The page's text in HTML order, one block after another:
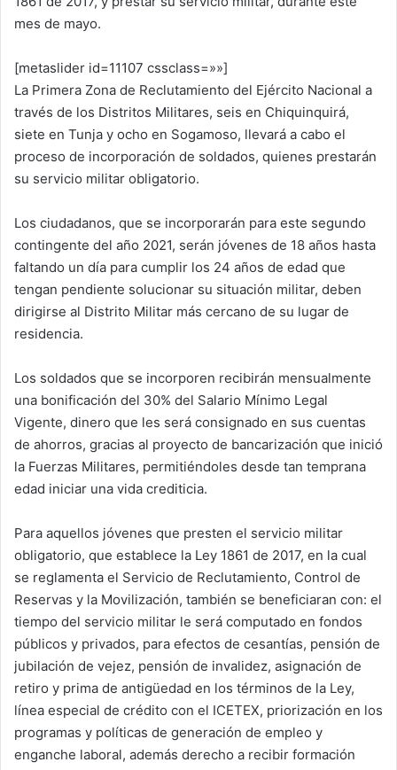
mes de mayo.
[metaslider id=11107 cssclass=»»]
La Primera Zona de Reclutamiento del Ejército Nacional a
través de los Distritos Militares, seis en Chiquinquirá,
siete en Tunja y ocho en Sogamoso, llevará a cabo el
proceso de incorporación de soldados, quienes prestarán
su servicio militar obligatorio.
Los ciudadanos, que se incorporarán para este segundo
contingente del año 2021, serán jóvenes de 18 años hasta
faltando un día para cumplir los 24 años de edad que
tengan pendiente solucionar su situación militar, deben
dirigirse al Distrito Militar más cercano de su lugar de
residencia.
Los soldados que se incorporen recibirán mensualmente
una bonificación del 30% del Salario Mínimo Legal
Vigente, dinero que les será consignado en sus cuentas
de ahorros, gracias al proyecto de bancarización que inició
la Fuerzas Militares, permitiéndoles desde tan temprana
edad iniciar una vida crediticia.
Para aquellos jóvenes que presten el servicio militar
obligatorio, que establece la Ley 1861 de 2017, en la cual
se reglamenta el Servicio de Reclutamiento, Control de
Reservas y la Movilización, también se beneficiaran con: el
tiempo del servicio militar le será computado en fondos
públicos y privados, para efectos de cesantías, pensión de
jubilación de vejez, pensión de invalidez, asignación de
retiro y prima de antigüedad en los términos de la Ley,
línea especial de crédito con el ICETEX, priorización en los
programas y políticas de generación de empleo y
enganche laboral, además derecho a recibir formación